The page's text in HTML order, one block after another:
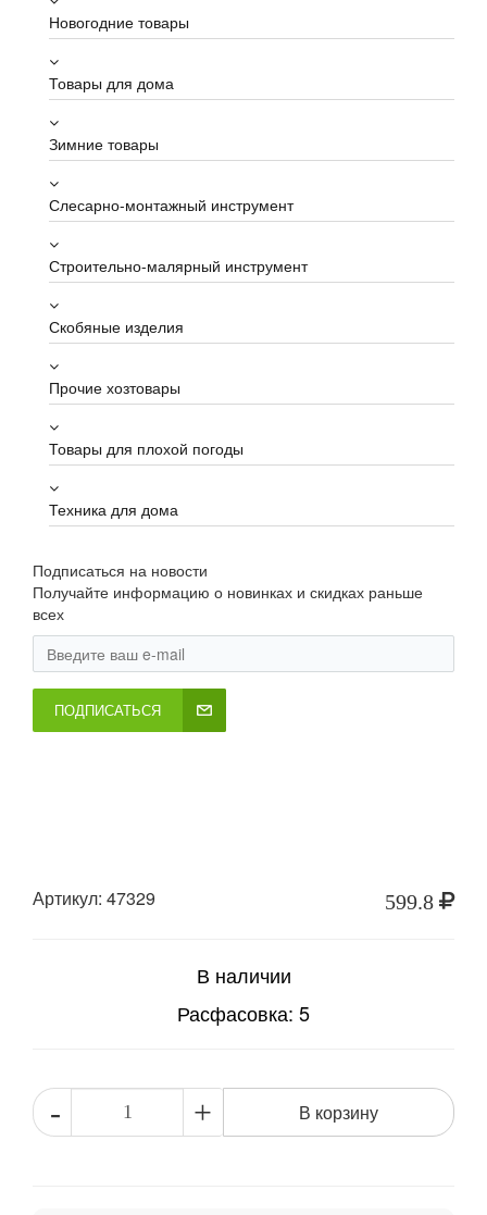
Новогодние товары
Товары для дома
Зимние товары
Слесарно-монтажный инструмент
Строительно-малярный инструмент
Скобяные изделия
Прочие хозтовары
Товары для плохой погоды
Техника для дома
Подписаться на новости
Получайте информацию о новинках и скидках раньше
всех
ПОДПИСАТЬСЯ
Артикул: 47329 599.8
В наличии
Расфасовка: 5
- + В корзину